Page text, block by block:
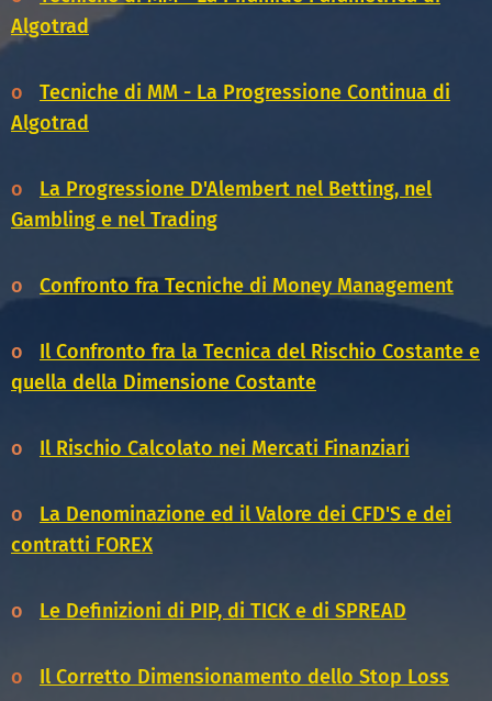
Algotrad
o
Tecniche di MM - La Progressione Continua di
Algotrad
o
La Progressione D'Alembert nel Betting, nel
Gambling e nel Trading
o Confronto fra Tecniche di Money Management
o
Il Confronto fra la Tecnica del Rischio Costante e
quella della Dimensione Costante
o Il Rischio Calcolato nei Mercati Finanziari
o
La Denominazione ed il Valore dei CFD'S e dei
contratti FOREX
o Le Definizioni di PIP, di TICK e di SPREAD
o Il Corretto Dimensionamento dello Stop Loss